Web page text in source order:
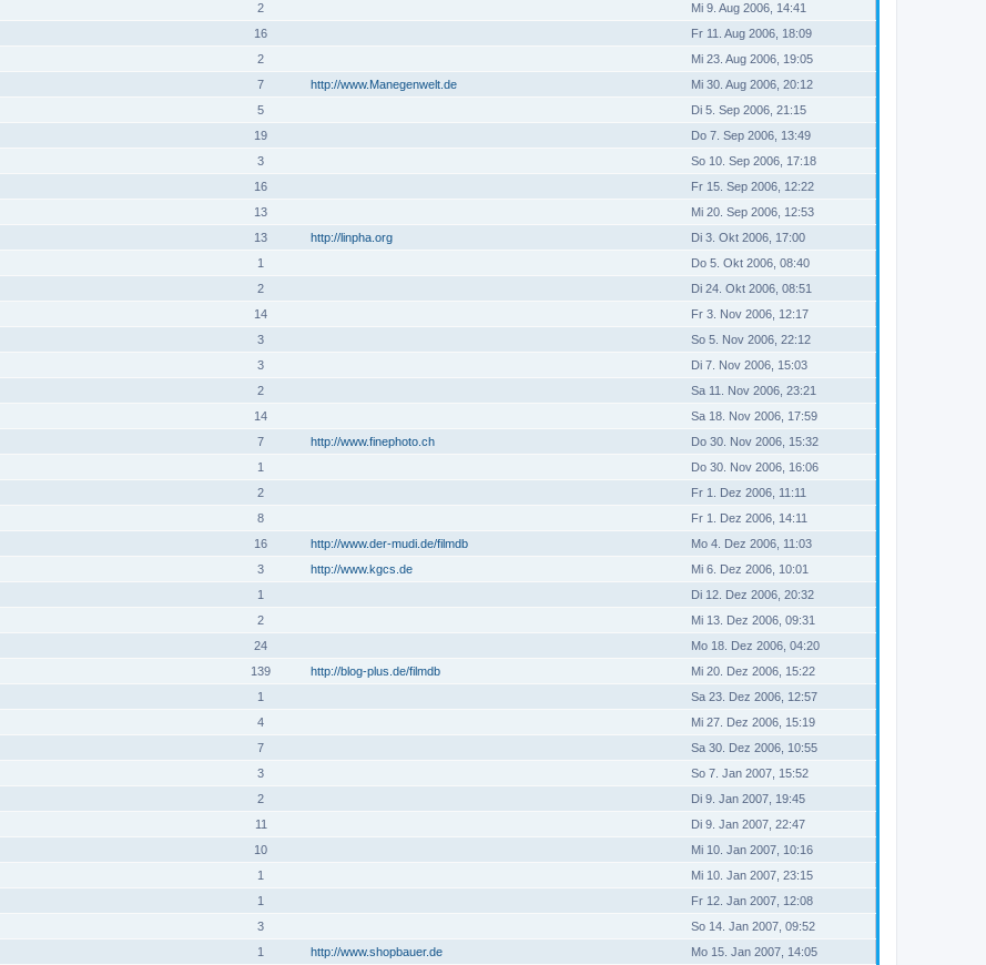
2
Mi 9. Aug 2006, 14:41
16
Fr 11. Aug 2006, 18:09
2
Mi 23. Aug 2006, 19:05
7 http://www.Manegenwelt.de
Mi 30. Aug 2006, 20:12
5
Di 5. Sep 2006, 21:15
19
Do 7. Sep 2006, 13:49
3
So 10. Sep 2006, 17:18
16
Fr 15. Sep 2006, 12:22
13
Mi 20. Sep 2006, 12:53
13 http://linpha.org
Di 3. Okt 2006, 17:00
1
Do 5. Okt 2006, 08:40
2
Di 24. Okt 2006, 08:51
14
Fr 3. Nov 2006, 12:17
3
So 5. Nov 2006, 22:12
3
Di 7. Nov 2006, 15:03
2
Sa 11. Nov 2006, 23:21
14
Sa 18. Nov 2006, 17:59
7 http://www.finephoto.ch
Do 30. Nov 2006, 15:32
1
Do 30. Nov 2006, 16:06
2
Fr 1. Dez 2006, 11:11
8
Fr 1. Dez 2006, 14:11
16 http://www.der-mudi.de/filmdb
Mo 4. Dez 2006, 11:03
3 http://www.kgcs.de
Mi 6. Dez 2006, 10:01
1
Di 12. Dez 2006, 20:32
2
Mi 13. Dez 2006, 09:31
24
Mo 18. Dez 2006, 04:20
139 http://blog-plus.de/filmdb
Mi 20. Dez 2006, 15:22
1
Sa 23. Dez 2006, 12:57
4
Mi 27. Dez 2006, 15:19
7
Sa 30. Dez 2006, 10:55
3
So 7. Jan 2007, 15:52
2
Di 9. Jan 2007, 19:45
11
Di 9. Jan 2007, 22:47
10
Mi 10. Jan 2007, 10:16
1
Mi 10. Jan 2007, 23:15
1
Fr 12. Jan 2007, 12:08
3
So 14. Jan 2007, 09:52
1 http://www.shopbauer.de Mo 15. Jan 2007, 14:05